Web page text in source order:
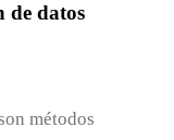
de datos
métodos